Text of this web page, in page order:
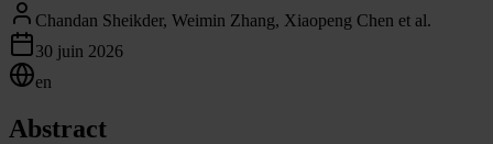
Chandan Sheikder, Weimin Zhang, Xiaopeng Chen et al.
30 juin 2026
en
Abstract